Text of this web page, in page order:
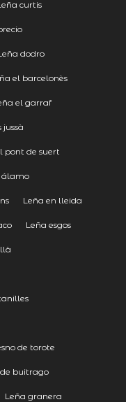
curtis
dodro
el barcelonès
el garraf
pont de suert
álamo
Leña en lleida
Leña esgos
de torote
buitrago
Leña granera